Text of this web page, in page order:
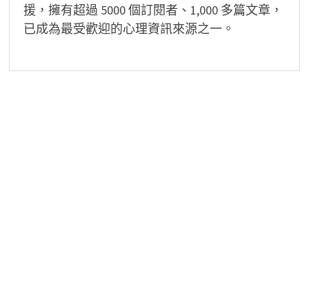
援，擁有超過 5000 個訂閱者、1,000 多篇文章，
已成為最受歡迎的心理資訊來源之一。